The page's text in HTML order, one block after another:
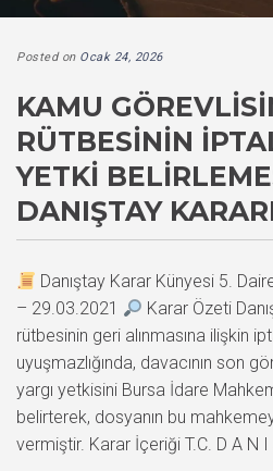
Posted on Ocak 24, 2026
KAMU
RÜTBESININ
YETKI
DANIŞTAY
Danıştay Karar Künyesi 5.
– 29.03.2021
Karar Özeti
rütbesinin geri alınmasına ilişkin
uyuşmazlığında, davacının son
yargı yetkisini Bursa İdare
belirterek, dosyanın bu
vermiştir. Karar İçeriği T.C. D A N I